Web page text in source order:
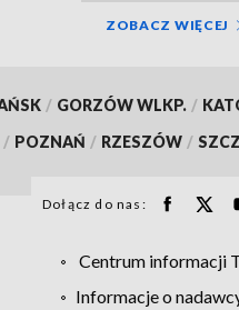
ZOBACZ WIĘCEJ
/ GORZÓW WLKP. /
/ POZNAŃ / RZESZÓW /
Dołącz do nas:
Centrum informacji
Informacje o